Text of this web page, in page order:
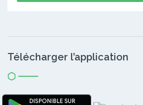
Télécharger l’application